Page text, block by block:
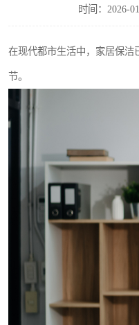
时间：2026-
在现代都市生活中，家居保洁
节。